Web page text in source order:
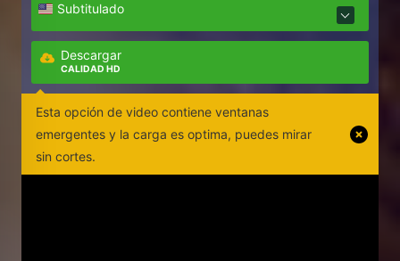
Subtitulado
Descargar
CALIDAD HD
Esta opción de video contiene ventanas
emergentes y la carga es optima, puedes mirar
sin cortes.